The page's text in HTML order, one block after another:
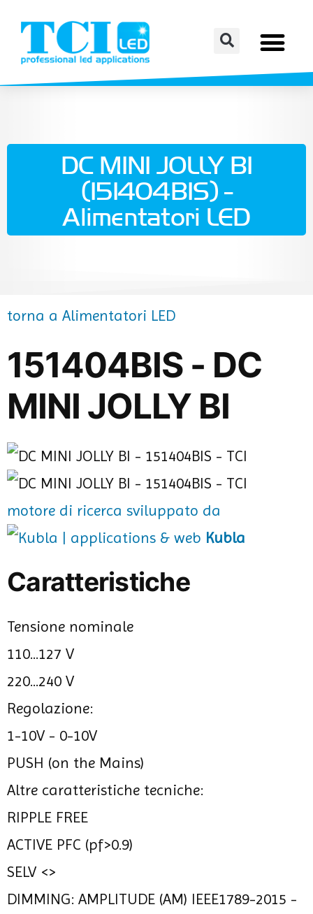
DC MINI JOLLY BI
(151404BIS) -
Alimentatori LED
torna a Alimentatori LED
151404BIS - DC
MINI JOLLY BI
motore di ricerca sviluppato da
Kubla
Caratteristiche
Tensione nominale
110...127 V
220...240 V
Regolazione:
1-10V - 0-10V
PUSH (on the Mains)
Altre caratteristiche tecniche:
RIPPLE FREE
ACTIVE PFC (pf>0.9)
SELV <>
DIMMING: AMPLITUDE (AM) IEEE1789-2015 -